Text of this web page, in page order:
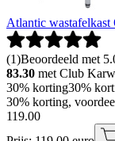
Atlantic
(1)Beoordeeld met
83.30 met Club
30% korting30%
30% korting,
119.00